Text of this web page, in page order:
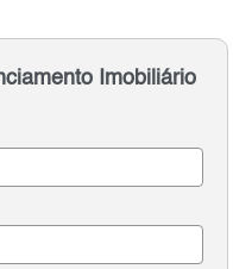
Imobiliário